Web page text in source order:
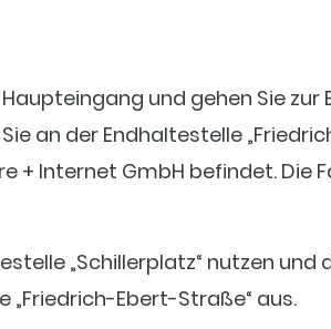
und gehen Sie zur
an der Endhaltestelle
+ Internet GmbH befindet. Die
„Schillerplatz“ nutzen und
„Friedrich-Ebert-Straße“ aus.